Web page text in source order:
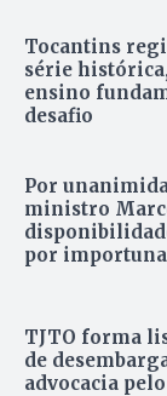
Tocantins
série
ensino
desafio
Por
ministro
por
TJTO forma
de
advocacia